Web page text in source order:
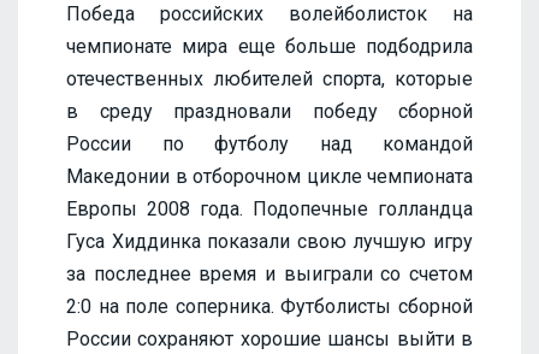
Победа российских волейболисток на
чемпионате мира еще больше подбодрила
отечественных любителей спорта, которые
в среду праздновали победу сборной
России по футболу над командой
Македонии в отборочном цикле чемпионата
Европы 2008 года. Подопечные голландца
Гуса Хиддинка показали свою лучшую игру
за последнее время и выиграли со счетом
2:0 на поле соперника. Футболисты сборной
России сохраняют хорошие шансы выйти в